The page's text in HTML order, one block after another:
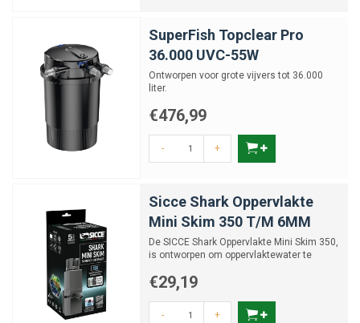
SuperFish Topclear Pro
36.000 UVC-55W
Ontworpen voor grote vijvers tot 36.000
liter.
€476,99
- +
Sicce Shark Oppervlakte
Mini Skim 350 T/M 6MM
De SICCE Shark Oppervlakte Mini Skim 350,
is ontworpen om oppervlaktewater te
€29,19
- +